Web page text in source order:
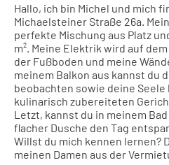
Hallo, ich bin Michel und mich
Michaelsteiner Straße 26a.
perfekte Mischung aus Platz
m². Meine Elektrik wird auf
der Fußboden und meine
meinem Balkon aus kannst du
beobachten sowie deine
kulinarisch zubereiteten
Letzt, kannst du in meinem
flacher Dusche den Tag
Willst du mich kennen lernen?
meinen Damen aus der